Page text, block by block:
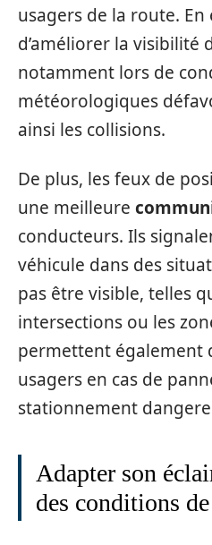
usagers de la route.
d’améliorer la visibilité
notamment lors de
météorologiques
ainsi les collisions.
De plus, les feux de
une meilleure
conducteurs. Ils
véhicule dans des
pas être visible, telles
intersections ou les
permettent également
usagers en cas de
stationnement
Adapter son
des conditions